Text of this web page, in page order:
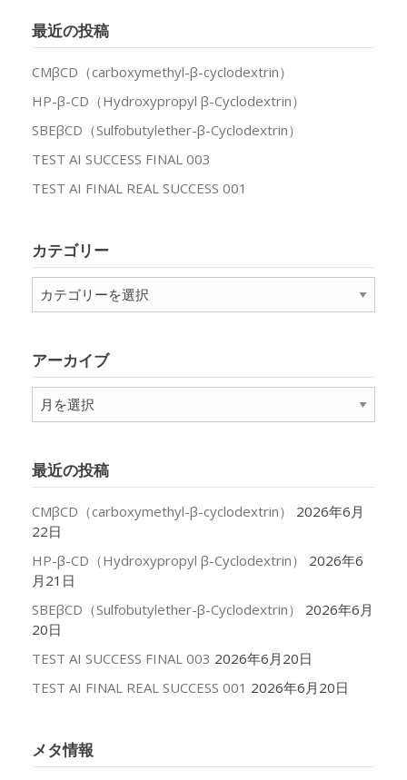
最近の投稿
CMβCD（carboxymethyl-β-cyclodextrin）
HP-β-CD（Hydroxypropyl β-Cyclodextrin）
SBEβCD（Sulfobutylether-β-Cyclodextrin）
TEST AI SUCCESS FINAL 003
TEST AI FINAL REAL SUCCESS 001
カテゴリー
テ
ー
アーカイブ
ア
ー
ブ
最近の投稿
CMβCD（carboxymethyl-β-cyclodextrin）
2026年6月
22日
HP-β-CD（Hydroxypropyl β-Cyclodextrin）
2026年6
月21日
SBEβCD（Sulfobutylether-β-Cyclodextrin）
2026年6月
20日
TEST AI SUCCESS FINAL 003 2026年6月20日
TEST AI FINAL REAL SUCCESS 001 2026年6月20日
メタ情報